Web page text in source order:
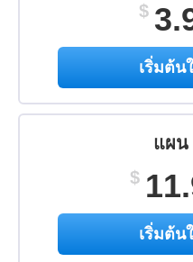
$
เริ่มต้น
แผน
$
เริ่มต้น